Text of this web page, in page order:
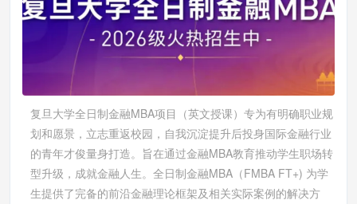
复旦大学全日制金融MBA项目（英文授课）专为有明确职业规
划和愿景，立志重返校园，自我沉淀提升后投身国际金融行业
的青年才俊量身打造。旨在通过金融MBA教育推动学生职场转
型升级，成就金融人生。全日制金融MBA（FMBA FT+) 为学
生提供了完备的前沿金融理论框架及相关实际案例的解决方